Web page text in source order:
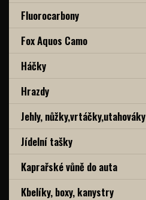
Fluorocarbony
Fox Aquos Camo
Háčky
Hrazdy
Jehly, nůžky,vrtáčky,utahováky
Jídelní tašky
Kaprařské vůně do auta
Kbelíky, boxy, kanystry